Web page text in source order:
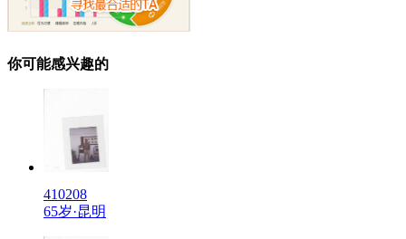
你可能感兴趣的
410208
65岁·昆明